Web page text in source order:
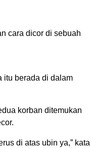
cara dicor di sebuah
itu berada di dalam
korban ditemukan
di atas ubin ya,” kata